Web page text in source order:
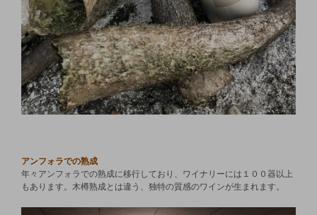
アンフォラでの熟成
年々アンフォラでの熟成に移行しており、ワイナリーには１００器以上
もあります。木樽熟成とは違う、独特の質感のワインが生まれます。